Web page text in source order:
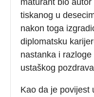
tiskanog u
nakon toga
diplomatsku
nastanka i
ustaškog
Kao da je povijest